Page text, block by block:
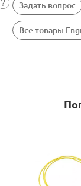
Задать вопрос
Все товары